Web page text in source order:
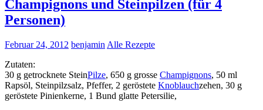
Champignons und Steinpilzen (für 4
Personen)
Februar 24, 2012 benjamin Alle Rezepte
Zutaten:
30 g getrocknete SteinPilze, 650 g grosse Champignons, 50 ml
Rapsöl, Steinpilzsalz, Pfeffer, 2 geröstete Knoblauchzehen, 30 g
geröstete Pinienkerne, 1 Bund glatte Petersilie,